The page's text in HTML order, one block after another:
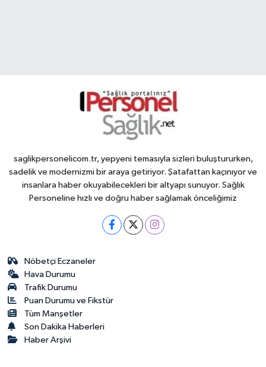
saglikpersonelicom.tr, yepyeni temasıyla sizleri buluştururken,
sadelik ve modernizmi bir araya getiriyor. Şatafattan kaçınıyor ve
insanlara haber okuyabilecekleri bir altyapı sunuyor. Sağlık
Personeline hızlı ve doğru haber sağlamak önceliğimiz
Nöbetçi Eczaneler
Hava Durumu
Trafik Durumu
Puan Durumu ve Fikstür
Tüm Manşetler
Son Dakika Haberleri
Haber Arşivi